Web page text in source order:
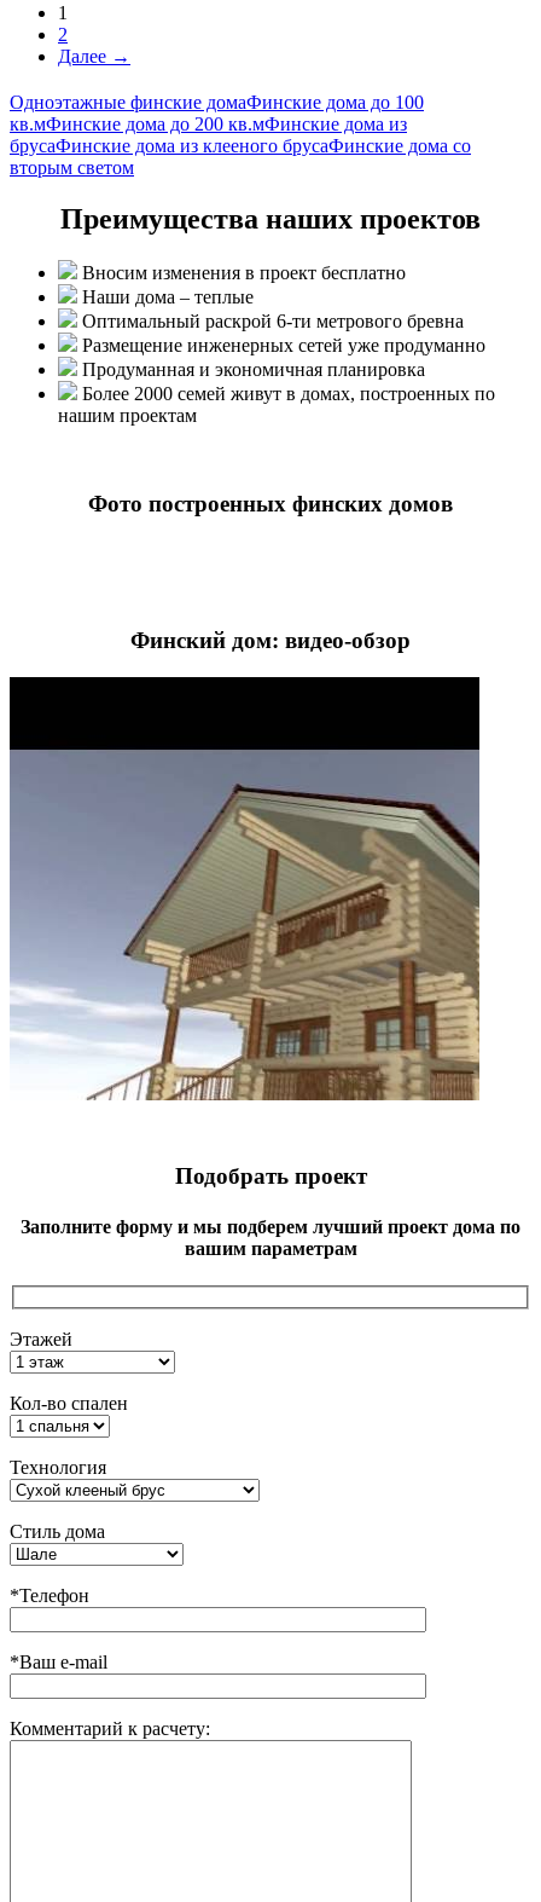
1
2
Далее →
Одноэтажные финские домаФинские дома до 100
кв.мФинские дома до 200 кв.мФинские дома из
брусаФинские дома из клееного брусаФинские дома со
вторым светом
Преимущества наших проектов
Вносим изменения в проект бесплатно
Наши дома – теплые
Оптимальный раскрой 6-ти метрового бревна
Размещение инженерных сетей уже продуманно
Продуманная и экономичная планировка
Более 2000 семей живут в домах, построенных по
нашим проектам
Фото построенных финских домов
Финский дом: видео-обзор
Подобрать проект
Заполните форму и мы подберем лучший проект дома по
вашим параметрам
Этажей
Кол-во спален
Технология
Стиль дома
*Телефон
*Ваш e-mail
Комментарий к расчету: